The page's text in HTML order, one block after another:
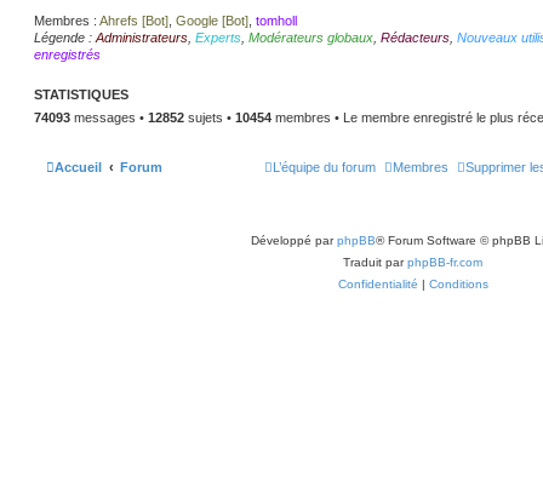
g
e
Membres : Ahrefs [Bot] Google [Bot] tomholl
Légende : Administrateurs Experts Modérateurs globaux Rédacteurs Nouveaux
enregistrés
STATISTIQUES
74093 messages • 12852 sujets • 10454 membres • Le membre enregistré le plus
Accueil Forum Supprimer
Membres
L’équipe du forum
Développé parphpBB® Forum Software © phpBB
Traduit parphpBB-fr.com
Confidentialité | Conditions